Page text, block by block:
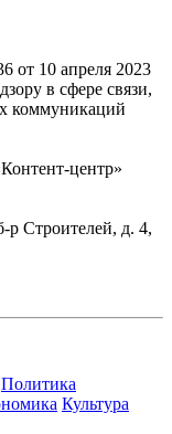
от 10 апреля 2023
в сфере связи,
коммуникаций
центр»
р Строителей, д. 4,
Политика
Культура